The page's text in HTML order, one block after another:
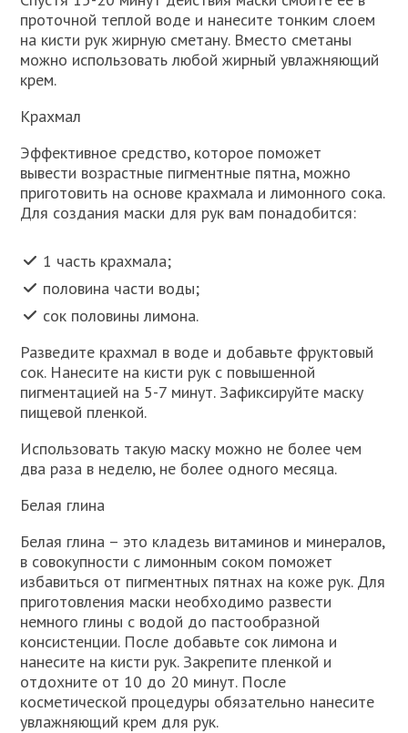
проточной теплой воде и нанесите тонким слоем
на кисти рук жирную сметану. Вместо сметаны
можно использовать любой жирный увлажняющий
крем.
Крахмал
Эффективное средство, которое поможет
вывести возрастные пигментные пятна, можно
приготовить на основе крахмала и лимонного сока.
Для создания маски для рук вам понадобится:
1 часть крахмала;
половина части воды;
сок половины лимона.
Разведите крахмал в воде и добавьте фруктовый
сок. Нанесите на кисти рук с повышенной
пигментацией на 5-7 минут. Зафиксируйте маску
пищевой пленкой.
Использовать такую маску можно не более чем
два раза в неделю, не более одного месяца.
Белая глина
Белая глина – это кладезь витаминов и минералов,
в совокупности с лимонным соком поможет
избавиться от пигментных пятнах на коже рук. Для
приготовления маски необходимо развести
немного глины с водой до пастообразной
консистенции. После добавьте сок лимона и
нанесите на кисти рук. Закрепите пленкой и
отдохните от 10 до 20 минут. После
косметической процедуры обязательно нанесите
увлажняющий крем для рук.